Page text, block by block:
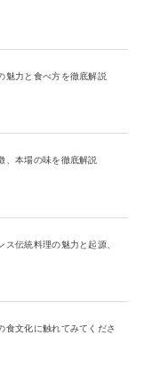
魅力と食べ方を徹底解説
、本場の味を徹底解説
伝統料理の魅力と起源、
食文化に触れてみてくださ